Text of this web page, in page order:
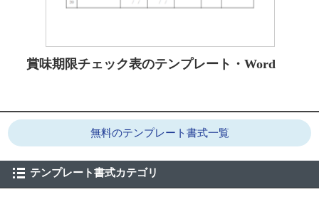
賞味期限チェック表のテンプレート・Word
無料のテンプレート書式一覧
テンプレート書式カテゴリ